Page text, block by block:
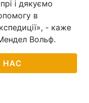
і дякуємо
в
- каже
Вольф.
НАС